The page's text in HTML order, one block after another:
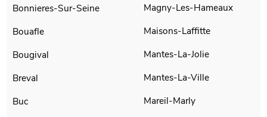
Bonnieres-Sur-Seine
Bouafle
Bougival
Breval
Buc
Magny-Les-Hameaux
Maisons-Laffitte
Mantes-La-Jolie
Mantes-La-Ville
Mareil-Marly